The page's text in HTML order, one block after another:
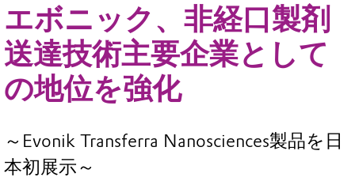
エボニック、非経口製剤
送達技術主要企業として
の地位を強化
～Evonik Transferra Nanosciences製品を日
本初展示～